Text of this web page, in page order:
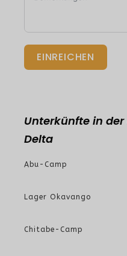
EINREICHEN
Unterkünfte in
Delta
Abu-Camp
Lager Okavango
Chitabe-Camp